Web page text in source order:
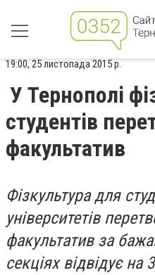
19:00, 25 листопада 2015 р.
У Тернополі
студентів
факультатив
Фізкультура для
університетів
факультатив за
секціях відвідує